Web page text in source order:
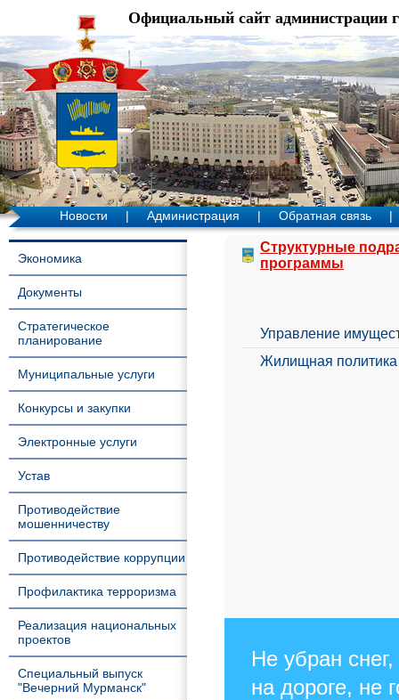
Официальный сайт администрации
Новости | Администрация | Обратная связь |
Экономика
Документы
Стратегическое
планирование
Муниципальные услуги
Конкурсы и закупки
Электронные услуги
Устав
Противодействие
мошенничеству
Противодействие коррупции
Профилактика терроризма
Реализация национальных
проектов
Специальный выпуск
"Вечерний Мурманск"
Структурные
программы
Управление
Жилищная политика
Не убран
на дороге, не